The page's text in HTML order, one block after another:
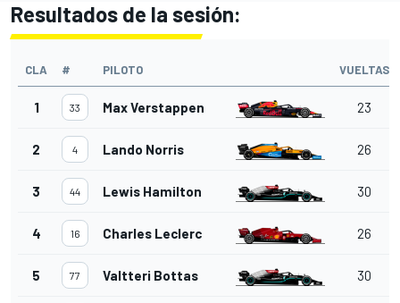
Resultados de la sesión:
CLA # PILOTO VUELTAS
1 33 Max Verstappen 23
2 4 Lando Norris 26
3 44 Lewis Hamilton 30
4 16 Charles Leclerc 26
5 77 Valtteri Bottas 30